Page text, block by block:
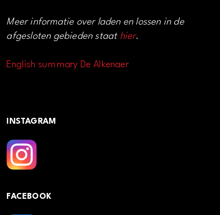
Meer informatie over laden en lossen in de
afgesloten gebieden staat hier.
English summary De Alkenaer
INSTAGRAM
FACEBOOK